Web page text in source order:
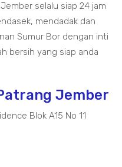
selalu siap 24 jam
mendadak dan
Sumur Bor dengan inti
bersih yang siap anda
Jember
Blok A15 No 11